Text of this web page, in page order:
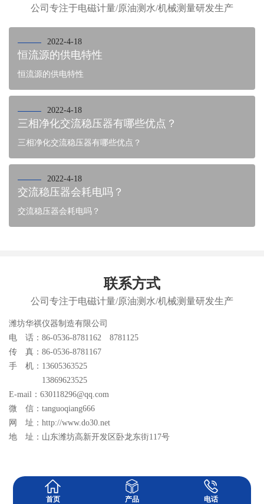
公司专注于电磁计量/原油测水/机械测量研发生产
2022-4-18
恒流源的供电特性
恒流源的供电特性
2022-4-18
三相净化交流稳压器有哪些优点？
三相净化交流稳压器有哪些优点？
2022-4-18
交流稳压器会耗电吗？
交流稳压器会耗电吗？
联系方式
公司专注于电磁计量/原油测水/机械测量研发生产
潍坊华祺仪器制造有限公司
电 话：86-0536-8781162 8781125
传 真：86-0536-8781167
手 机：13605363525
13869623525
E-mail：630118296@qq.com
微 信：tanguoqiang666
网 址：http://www.do30.net
地 址：山东潍坊高新开发区卧龙东街117号
首页 产品 电话